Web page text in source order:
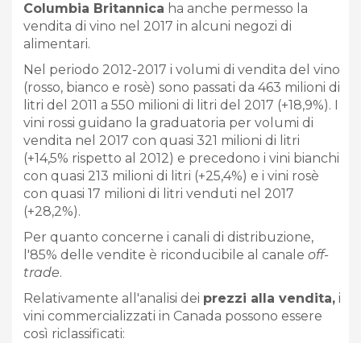
Columbia Britannica ha anche permesso la
vendita di vino nel 2017 in alcuni negozi di
alimentari.
Nel periodo 2012-2017 i volumi di vendita del vino
(rosso, bianco e rosè) sono passati da 463 milioni di
litri del 2011 a 550 milioni di litri del 2017 (+18,9%). I
vini rossi guidano la graduatoria per volumi di
vendita nel 2017 con quasi 321 milioni di litri
(+14,5% rispetto al 2012) e precedono i vini bianchi
con quasi 213 milioni di litri (+25,4%) e i vini rosè
con quasi 17 milioni di litri venduti nel 2017
(+28,2%).
Per quanto concerne i canali di distribuzione,
l'85% delle vendite è riconducibile al canale off-
trade.
Relativamente all'analisi dei prezzi alla vendita, i
vini commercializzati in Canada possono essere
così riclassificati: